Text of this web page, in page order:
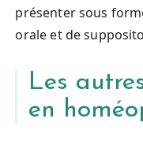
présenter sous
orale et de
Les
en